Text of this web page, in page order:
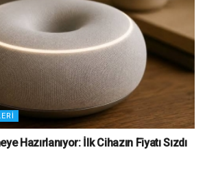
Hazırlanıyor: İlk Cihazın Fiyatı Sızdı